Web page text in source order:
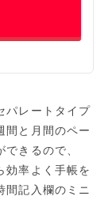
パレートタイプ
間と月間のペー
きるので、
効率よく手帳を
間記入欄のミニ